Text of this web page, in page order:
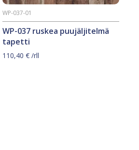
WP-037 ruskea puujäljitelmä
tapetti
WP-037-01
110,40 €/rll